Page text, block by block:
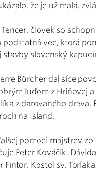
že je už malá,
človek so
podstatná vec, ktorá
slovenský
Bürcher dal síce
ľuďom z Hriňovej
z darovaného dreva.
na Island.
pomoci majstrov
Peter Kováčik.
Kostol sv.